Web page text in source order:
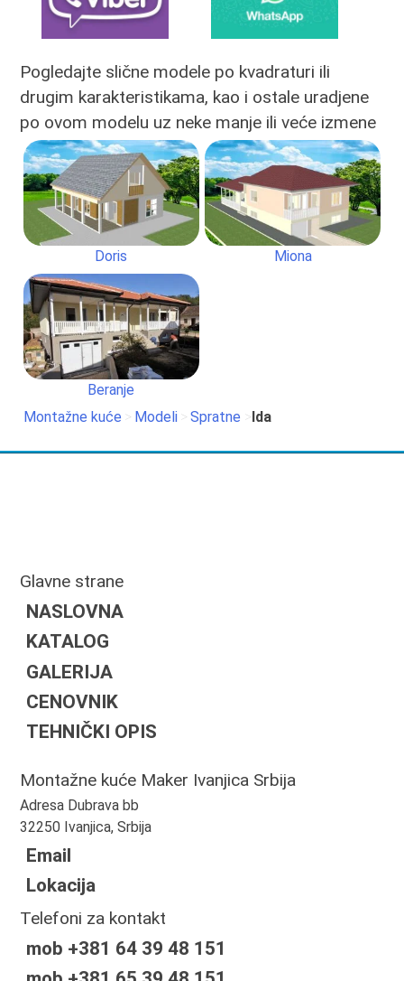
Pogledajte slične modele po kvadraturi ili
drugim karakteristikama, kao i ostale uradjene
po ovom modelu uz neke manje ili veće izmene
Doris Miona
Beranje
Montažne kuće > Modeli > Spratne > Ida
Glavne strane
NASLOVNA
KATALOG
GALERIJA
CENOVNIK
TEHNIČKI OPIS
Montažne kuće Maker Ivanjica Srbija
Adresa Dubrava bb
32250 Ivanjica, Srbija
Email
Lokacija
Telefoni za kontakt
mob +381 64 39 48 151